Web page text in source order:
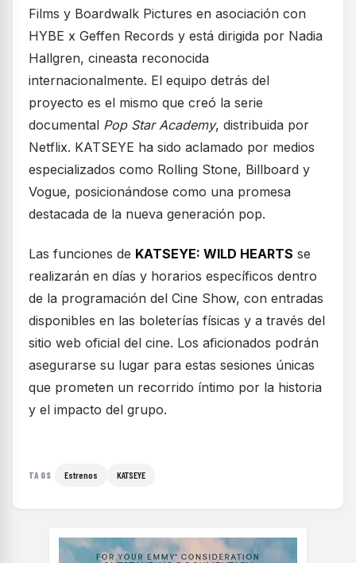
Films y Boardwalk Pictures en asociación con
HYBE x Geffen Records y está dirigida por Nadia
Hallgren, cineasta reconocida
internacionalmente. El equipo detrás del
proyecto es el mismo que creó la serie
documental Pop Star Academy, distribuida por
Netflix. KATSEYE ha sido aclamado por medios
especializados como Rolling Stone, Billboard y
Vogue, posicionándose como una promesa
destacada de la nueva generación pop.
Las funciones de KATSEYE: WILD HEARTS se
realizarán en días y horarios específicos dentro
de la programación del Cine Show, con entradas
disponibles en las boleterías físicas y a través del
sitio web oficial del cine. Los aficionados podrán
asegurarse su lugar para estas sesiones únicas
que prometen un recorrido íntimo por la historia
y el impacto del grupo.
TAGS Estrenos KATSEYE